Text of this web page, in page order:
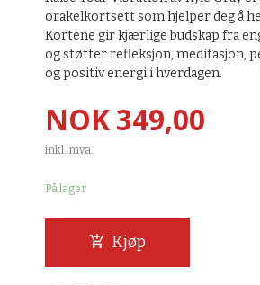
orakelkortsett som hjelper deg å
Kortene gir kjærlige budskap fra
og støtter refleksjon, meditasjon,
og positiv energi i hverdagen.
Pris
NOK349,00
inkl. mva.
På lager
Kjøp